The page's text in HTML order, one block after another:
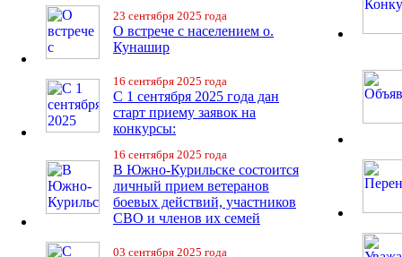
23 сентября 2025 года
О встрече с населением о.
Кунашир
16 сентября 2025 года
С 1 сентября 2025 года дан
старт приему заявок на
конкурсы:
16 сентября 2025 года
В Южно-Курильске состоится
личный прием ветеранов
боевых действий, участников
СВО и членов их семей
03 сентября 2025 года